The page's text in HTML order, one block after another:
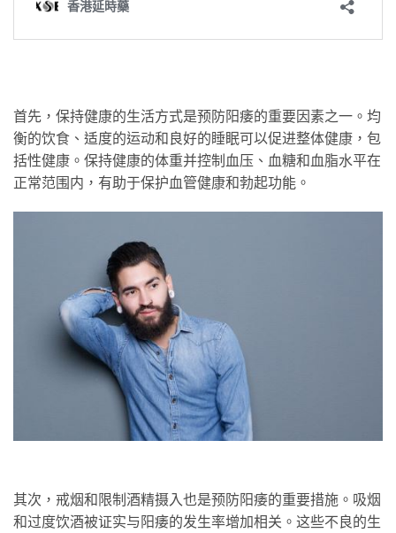
首先，保持健康的生活方式是预防阳痿的重要因素之一。均
衡的饮食、适度的运动和良好的睡眠可以促进整体健康，包
括性健康。保持健康的体重并控制血压、血糖和血脂水平在
正常范围内，有助于保护血管健康和勃起功能。
其次，戒烟和限制酒精摄入也是预防阳痿的重要措施。吸烟
和过度饮酒被证实与阳痿的发生率增加相关。这些不良的生